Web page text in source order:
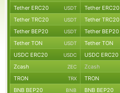
Tether ERC20 USDT Tether ERC20
Tether TRC20 USDT Tether TRC20
Tether BEP20 USDT Tether BEP20
Tether TON USDT Tether TON
USDC ERC20 USDC USDC ERC20
Zcash ZEC Zcash
TRON TRX TRON
BNB BEP20 BNB BNB BEP20